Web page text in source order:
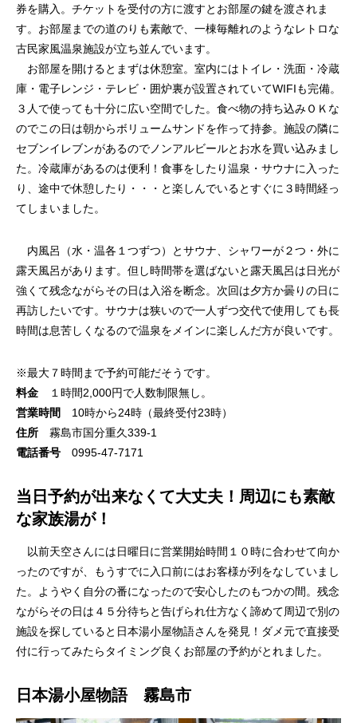
券を購入。チケットを受付の方に渡すとお部屋の鍵を渡されま
す。お部屋までの道のりも素敵で、一棟毎離れのようなレトロな
古民家風温泉施設が立ち並んでいます。
お部屋を開けるとまずは休憩室。室内にはトイレ・洗面・冷蔵
庫・電子レンジ・テレビ・囲炉裏が設置されていてWIFIも完備。
３人で使っても十分に広い空間でした。食べ物の持ち込みＯＫな
のでこの日は朝からボリュームサンドを作って持参。施設の隣に
セブンイレブンがあるのでノンアルビールとお水を買い込みまし
た。冷蔵庫があるのは便利！食事をしたり温泉・サウナに入った
り、途中で休憩したり・・・と楽しんでいるとすぐに３時間経っ
てしまいました。
内風呂（水・温各１つずつ）とサウナ、シャワーが２つ・外に
露天風呂があります。但し時間帯を選ばないと露天風呂は日光が
強くて残念ながらその日は入浴を断念。次回は夕方か曇りの日に
再訪したいです。サウナは狭いので一人ずつ交代で使用しても長
時間は息苦しくなるので温泉をメインに楽しんだ方が良いです。
※最大７時間まで予約可能だそうです。
料金 １時間2,000円で人数制限無し。
営業時間
10時から24時（最終受付23時）
住所 霧島市国分重久339-1
電話番号 0995-47-7171
当日予約が出来なくて大丈夫！周辺にも素敵
な家族湯が！
以前天空さんには日曜日に営業開始時間１０時に合わせて向か
ったのですが、もうすでに入口前にはお客様が列をなしていまし
た。ようやく自分の番になったので安心したのもつかの間。残念
ながらその日は４５分待ちと告げられ仕方なく諦めて周辺で別の
施設を探していると日本湯小屋物語さんを発見！ダメ元で直接受
付に行ってみたらタイミング良くお部屋の予約がとれました。
日本湯小屋物語 霧島市